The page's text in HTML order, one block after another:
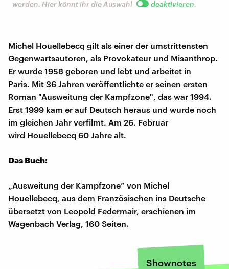
werden. Hier könnt ihr die Auswahl deaktivieren.
Michel Houellebecq gilt als einer der umstrittensten
Gegenwartsautoren, als Provokateur und Misanthrop.
Er wurde 1958 geboren und lebt und arbeitet in
Paris. Mit 36 Jahren veröffentlichte er seinen ersten
Roman "Ausweitung der Kampfzone", das war 1994.
Erst 1999 kam er auf Deutsch heraus und wurde noch
im gleichen Jahr verfilmt. Am 26. Februar
wird Houellebecq 60 Jahre alt.
Das Buch:
„Ausweitung der Kampfzone“ von Michel
Houellebecq, aus dem Französischen ins Deutsche
übersetzt von Leopold Federmair, erschienen im
Wagenbach Verlag, 160 Seiten.
Shownotes